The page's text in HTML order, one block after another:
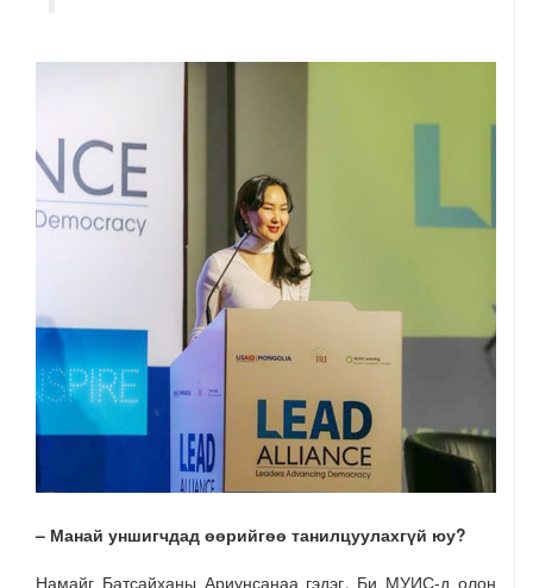
– Манай уншигчдад өөрийгөө танилцуулахгүй юу?
Намайг Батсайханы Ариунсанаа гэдэг. Би МУИС-д олон